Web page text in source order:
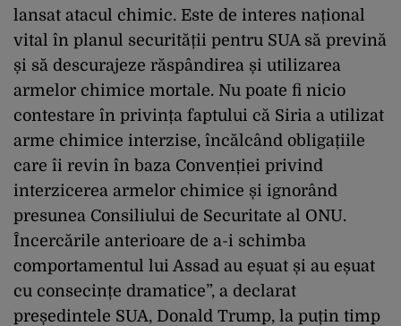
lansat atacul chimic. Este de interes național
vital în planul securității pentru SUA să prevină
și să descurajeze răspândirea și utilizarea
armelor chimice mortale. Nu poate fi nicio
contestare în privința faptului că Siria a utilizat
arme chimice interzise, încălcând obligațiile
care îi revin în baza Convenției privind
interzicerea armelor chimice și ignorând
presunea Consiliului de Securitate al ONU.
Încercările anterioare de a-i schimba
comportamentul lui Assad au eșuat și au eșuat
cu consecințe dramatice”, a declarat
președintele SUA, Donald Trump, la puțin timp